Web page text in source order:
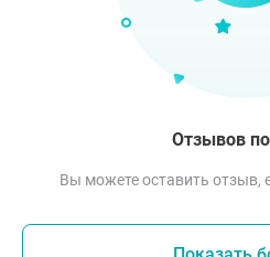
Отзывов
Вы можете оставить отзыв,